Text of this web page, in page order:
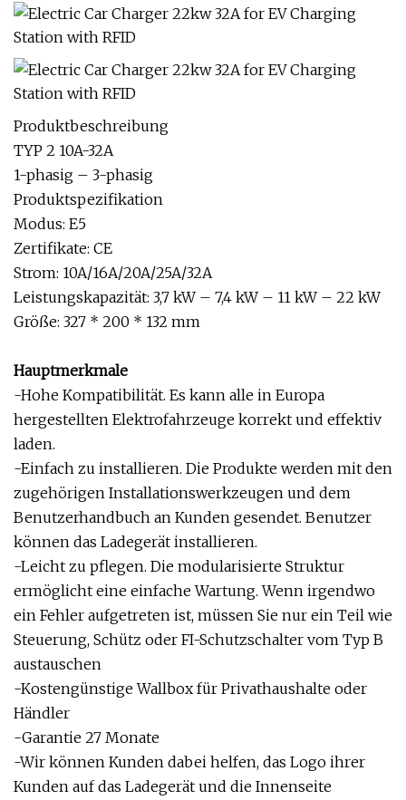
Produktbeschreibung
TYP 2 10A-32A
1-phasig – 3-phasig
Produktspezifikation
Modus: E5
Zertifikate: CE
Strom: 10A/16A/20A/25A/32A
Leistungskapazität: 3,7 kW – 7,4 kW – 11 kW – 22 kW
Größe: 327 * 200 * 132 mm
Hauptmerkmale
-Hohe Kompatibilität. Es kann alle in Europa
hergestellten Elektrofahrzeuge korrekt und effektiv
laden.
-Einfach zu installieren. Die Produkte werden mit den
zugehörigen Installationswerkzeugen und dem
Benutzerhandbuch an Kunden gesendet. Benutzer
können das Ladegerät installieren.
-Leicht zu pflegen. Die modularisierte Struktur
ermöglicht eine einfache Wartung. Wenn irgendwo
ein Fehler aufgetreten ist, müssen Sie nur ein Teil wie
Steuerung, Schütz oder FI-Schutzschalter vom Typ B
austauschen
-Kostengünstige Wallbox für Privathaushalte oder
Händler
-Garantie 27 Monate
-Wir können Kunden dabei helfen, das Logo ihrer
Kunden auf das Ladegerät und die Innenseite